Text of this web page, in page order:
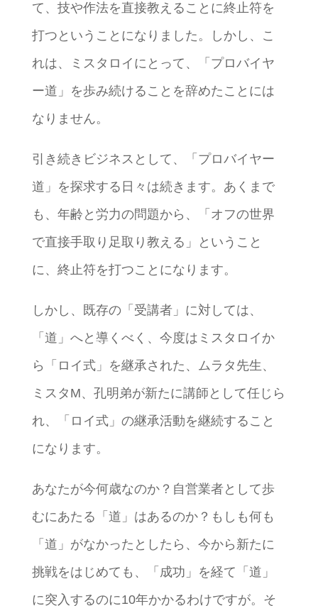
て、技や作法を直接教えることに終止符を
打つということになりました。しかし、こ
れは、ミスタロイにとって、「プロバイヤ
ー道」を歩み続けることを辞めたことには
なりません。
引き続きビジネスとして、「プロバイヤー
道」を探求する日々は続きます。あくまで
も、年齢と労力の問題から、「オフの世界
で直接手取り足取り教える」ということ
に、終止符を打つことになります。
しかし、既存の「受講者」に対しては、
「道」へと導くべく、今度はミスタロイか
ら「ロイ式」を継承された、ムラタ先生、
ミスタM、孔明弟が新たに講師として任じら
れ、「ロイ式」の継承活動を継続すること
になります。
あなたが今何歳なのか？自営業者として歩
むにあたる「道」はあるのか？もしも何も
「道」がなかったとしたら、今から新たに
挑戦をはじめても、「成功」を経て「道」
に突入するのに10年かかるわけですが。そ